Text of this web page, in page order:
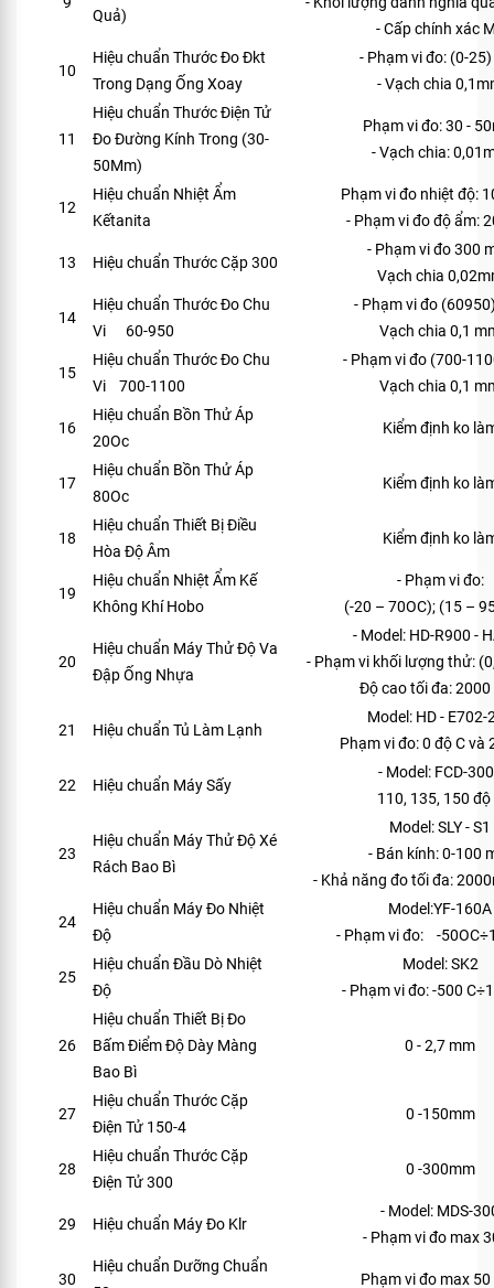
Quả)
- Cấp chính xác
10
Hiệu chuẩn Thước Đo Đkt
Trong Dạng Ống Xoay
- Phạm vi đo: (0-
- Vạch chia
11
Hiệu chuẩn Thước Điện Tử
Đo Đường Kính Trong (30-
50Mm)
Phạm vi đo: 30 -
- Vạch chia:
12
Hiệu chuẩn Nhiệt Ẩm
Kếtanita
Phạm vi đo nhiệt độ:
- Phạm vi đo độ ẩm:
13 Hiệu chuẩn Thước Cặp 300
- Phạm vi đo 300
Vạch chia
14
Hiệu chuẩn Thước Đo Chu
Vi 60-950
- Phạm vi đo
Vạch chia 0,1
15
Hiệu chuẩn Thước Đo Chu
Vi 700-1100
- Phạm vi đo (700-
Vạch chia 0,1
16
Hiệu chuẩn Bồn Thử Áp
20Oc
Kiểm định ko
17
Hiệu chuẩn Bồn Thử Áp
80Oc
Kiểm định ko
18
Hiệu chuẩn Thiết Bị Điều
Hòa Độ Âm
Kiểm định ko
19
Hiệu chuẩn Nhiệt Ẩm Kế
Không Khí Hobo
- Phạm vi đo:
(-20 – 70OC); (15 –
20
Hiệu chuẩn Máy Thử Độ Va
Đập Ống Nhựa
- Model: HD-R900 -
- Phạm vi khối lượng thử:
Độ cao tối đa: 2000
21 Hiệu chuẩn Tủ Làm Lạnh
Model: HD - E702-
Phạm vi đo: 0 độ C và
22 Hiệu chuẩn Máy Sấy
- Model: FCD-
110, 135, 150 độ
23
Hiệu chuẩn Máy Thử Độ Xé
Rách Bao Bì
Model: SLY - S1
- Bán kính: 0-100
- Khả năng đo tối đa:
24
Hiệu chuẩn Máy Đo Nhiệt
Độ
Model:YF-160A
- Phạm vi đo: -
25
Hiệu chuẩn Đầu Dò Nhiệt
Độ
Model: SK2
- Phạm vi đo: -500
26
Hiệu chuẩn Thiết Bị Đo
Bấm Điểm Độ Dày Màng
Bao Bì
0 - 2,7 mm
27
Hiệu chuẩn Thước Cặp
Điện Tử 150-4
0 -150mm
28
Hiệu chuẩn Thước Cặp
Điện Tử 300
0 -300mm
29 Hiệu chuẩn Máy Đo Klr
- Model: MDS-
- Phạm vi đo max
30
Hiệu chuẩn Dưỡng Chuẩn
Phạm vi đo max 50